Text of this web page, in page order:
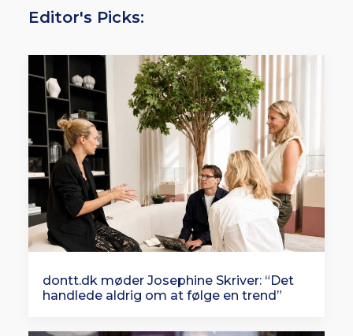
Editor's Picks:
dontt.dk møder Josephine Skriver: “Det
handlede aldrig om at følge en trend”